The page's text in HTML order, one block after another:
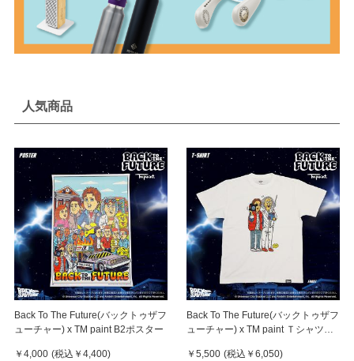
人気商品
Back To The Future(バックトゥザフ
ューチャー) x TM paint B2ポスター
￥4,000 (税込 ￥4,400)
Back To The Future(バックトゥザフ
ューチャー) x TM paint Ｔシャツ
￥5,500 (税込 ￥6,050)